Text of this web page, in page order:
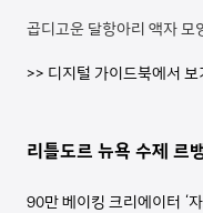
곱디고운 달항아리 액자 모
>> 디지털 가이드북에서 보
리틀도르 뉴욕 수제
90만 베이킹 크리에이터 ‘